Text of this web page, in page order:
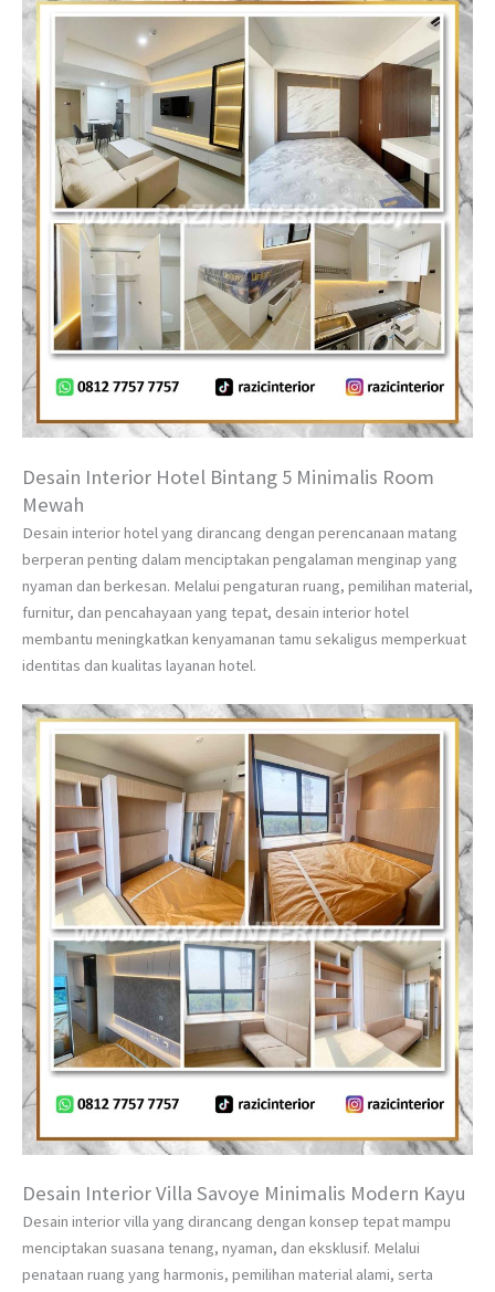
Desain Interior Hotel Bintang 5 Minimalis Room
Mewah
Desain interior hotel yang dirancang dengan perencanaan matang
berperan penting dalam menciptakan pengalaman menginap yang
nyaman dan berkesan. Melalui pengaturan ruang, pemilihan material,
furnitur, dan pencahayaan yang tepat, desain interior hotel
membantu meningkatkan kenyamanan tamu sekaligus memperkuat
identitas dan kualitas layanan hotel.
Desain Interior Villa Savoye Minimalis Modern Kayu
Desain interior villa yang dirancang dengan konsep tepat mampu
menciptakan suasana tenang, nyaman, dan eksklusif. Melalui
penataan ruang yang harmonis, pemilihan material alami, serta